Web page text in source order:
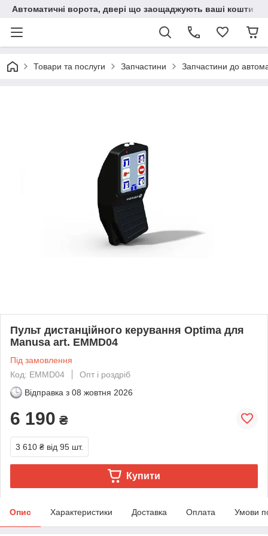
Автоматичні ворота, двері що заощаджують ваші кошти
Товари та послуги Запчастини Запчастини до
Пульт дистанційного керування Optima для
Manusa art. EMMD04
Під замовлення
Код: EMMD04
Опт і роздріб
Відправка з 08 жовтня 2026
6 190 ₴
3 610 ₴ від 95 шт.
Купити
Опис Характеристики Доставка Оплата Умови